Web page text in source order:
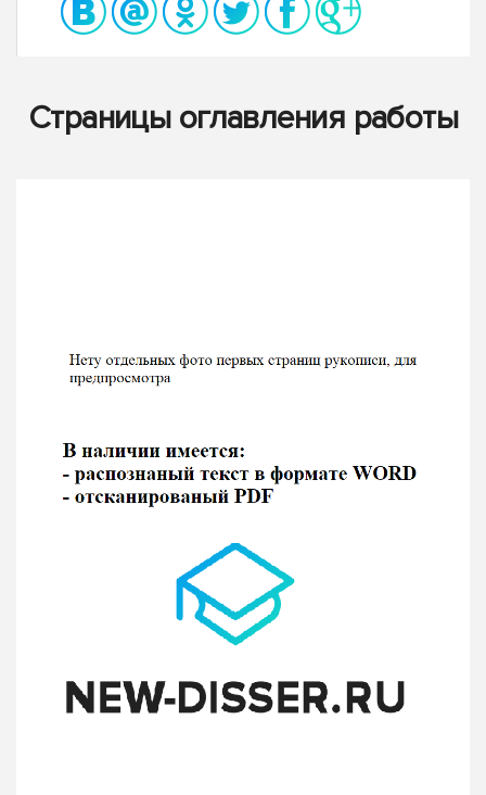
Страницы оглавления работы